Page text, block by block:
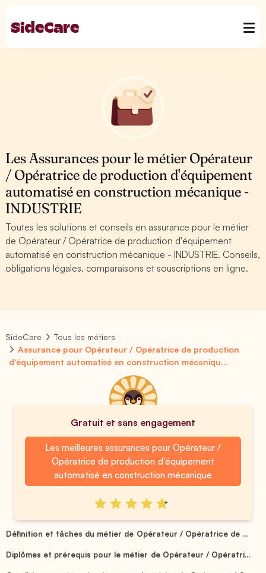
Les Assurances pour le métier Opérateur
/ Opératrice de production d'équipement
automatisé en construction mécanique -
INDUSTRIE
Toutes les solutions et conseils en assurance pour le métier
de Opérateur / Opératrice de production d'équipement
automatisé en construction mécanique - INDUSTRIE. Conseils,
obligations légales, comparaisons et souscriptions en ligne.
SideCare
Tous les métiers
Assurance pour Opérateur / Opératrice de production
d'équipement automatisé en construction mécaniqu...
Gratuit et sans engagement
Les meilleures assurances pour Opérateur /
Opératrice de production d'équipement
automatisé en construction mécanique
Définition et tâches du métier de Opérateur / Opératrice de ...
Diplômes et prérequis pour le métier de Opérateur / Opératri...